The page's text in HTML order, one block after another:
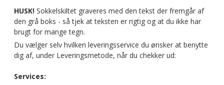
HUSK! Sokkelskiltet graveres med den tekst der fremgår af
den grå boks - så tjek at teksten er rigtig og at du ikke har
brugt for mange tegn.
Du vælger selv hvilken leveringsservice du ønsker at benytte
dig af, under Leveringsmetode, når du chekker ud:
Services: